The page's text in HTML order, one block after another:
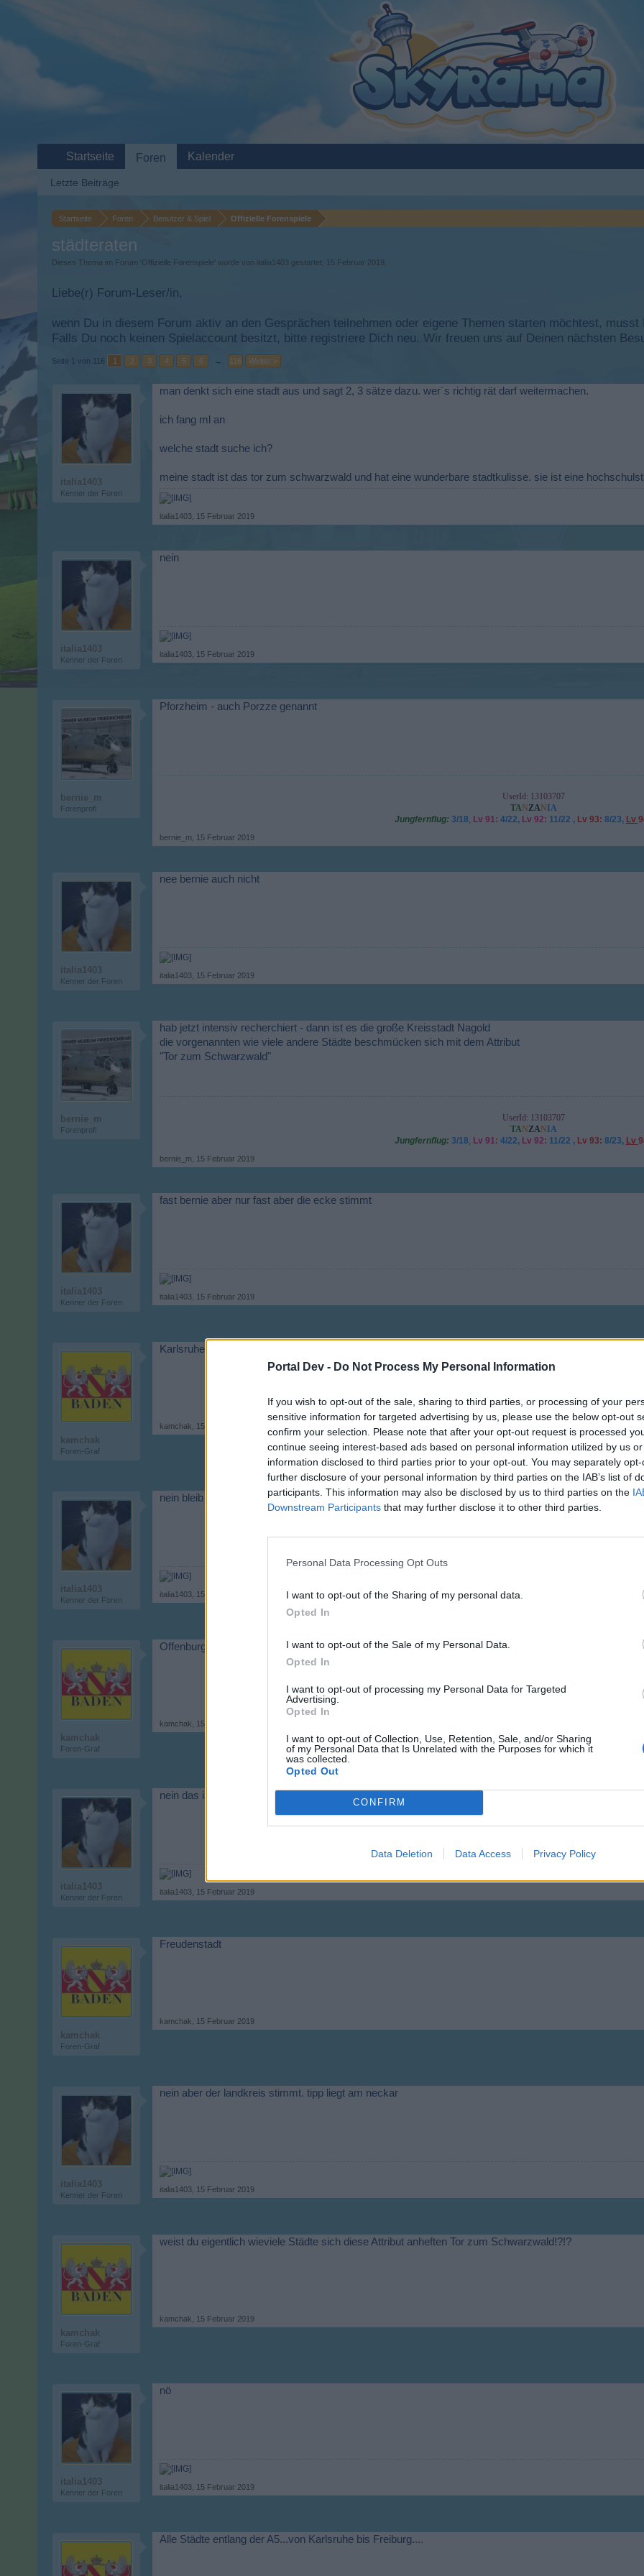
Portal Dev - Do Not Process My Personal Information
If you wish to opt-out of the sale, sharing to third parties, or processing of your
sensitive information for targeted advertising by us, please use the below opt-out
confirm your selection. Please note that after your opt-out request is processed
continue seeing interest-based ads based on personal information utilized by us
information disclosed to third parties prior to your opt-out. You may separately
further disclosure of your personal information by third parties on the IAB’s list of
participants. This information may also be disclosed by us to third parties on the
Downstream Participants that may further disclose it to other third parties.
Personal Data Processing Opt Outs
I want to opt-out of the Sharing of my personal data.
Opted In
I want to opt-out of the Sale of my Personal Data.
Opted In
I want to opt-out of processing my Personal Data for Targeted
Advertising.
Opted In
I want to opt-out of Collection, Use, Retention, Sale, and/or Sharing
of my Personal Data that Is Unrelated with the Purposes for which it
was collected.
Opted Out
CONFIRM
Data Deletion Data Access Privacy Policy
Startseite Foren Benutzer & Spiel Offizielle Forenspiele
städteraten
Dieses Thema im Forum ' Offizielle Forenspiele ' wurde von italia1403 gestartet, 15 Februar 2019
Liebe(r) Forum-Leser/in,
wenn Du in diesem Forum aktiv an den Gesprächen teilnehmen oder eigene Themen starten möchtest,
Falls Du noch keinen Spielaccount besitzt, bitte registriere Dich neu. Wir freuen uns auf Deinen nächsten
Seite 1 von 116 1 2 3 4 5 6 → 116 Weiter >
italia1403
Kenner der Foren
man denkt sich eine stadt aus und sagt 2, 3 sätze dazu. wer´s richtig rät darf weitermachen.
ich fang ml an
welche stadt suche ich?
meine stadt ist das tor zum schwarzwald und hat eine wunderbare stadtkulisse. sie ist eine
italia1403 15 Februar 2019
italia1403
Kenner der Foren
nein
italia1403 15 Februar 2019
bernie_m
Forenprofi
Pforzheim - auch Porzze genannt
UserId: 13103707
TANZAN IA
Jungfernflug: 3/18, Lv 91: 4/22, Lv 92: 11/22 , Lv 93: 8/23, Lv
bernie_m 15 Februar 2019
italia1403
Kenner der Foren
nee bernie auch nicht
italia1403 15 Februar 2019
bernie_m
Forenprofi
hab jetzt intensiv recherchiert - dann ist es die große Kreisstadt Nagold
die vorgenannten wie viele andere Städte beschmücken sich mit dem Attribut
"Tor zum Schwarzwald"
UserId: 13103707
TANZAN IA
Jungfernflug: 3/18, Lv 91: 4/22, Lv 92: 11/22 , Lv 93: 8/23, Lv
bernie_m 15 Februar 2019
italia1403
Kenner der Foren
fast bernie aber nur fast aber die ecke stimmt
italia1403 15 Februar 2019
kamchak
Foren-Graf
Karlsruhe
kamchak 15 Februar 2019
italia1403
Kenner der Foren
nein bleib nagold ist schon näher dran an meiner stadt
italia1403 15 Februar 2019
kamchak
Foren-Graf
Offenburg
kamchak 15 Februar 2019
italia1403
Kenner der Foren
nein das ist schon viel zu weit von nagold ( ca 22 km ) von nagold
italia1403 15 Februar 2019
kamchak
Foren-Graf
Freudenstadt
kamchak 15 Februar 2019
italia1403
Kenner der Foren
nein aber der landkreis stimmt. tipp liegt am neckar
italia1403 15 Februar 2019
kamchak
Foren-Graf
weist du eigentlich wieviele Städte sich diese Attribut anheften Tor zum Schwarzwald!?!?
kamchak 15 Februar 2019
italia1403
Kenner der Foren
nö
italia1403 15 Februar 2019
Alle Städte entlang der A5...von Karlsruhe bis Freiburg....
Startseite Foren
Letzte Beiträge
Kalender